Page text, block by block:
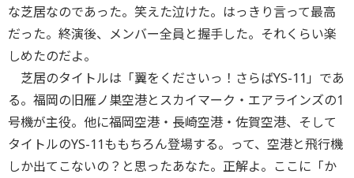
な芝居なのであった。笑えた泣けた。はっきり言って最高
だった。終演後、メンバー全員と握手した。それくらい楽
しめたのだよ。
芝居のタイトルは「翼をくださいっ！さらばYS-11」であ
る。福岡の旧雁ノ巣空港とスカイマーク・エアラインズの1
号機が主役。他に福岡空港・長崎空港・佐賀空港、そして
タイトルのYS-11ももちろん登場する。って、空港と飛行機
しか出てこないの？と思ったあなた。正解よ。ここに「か